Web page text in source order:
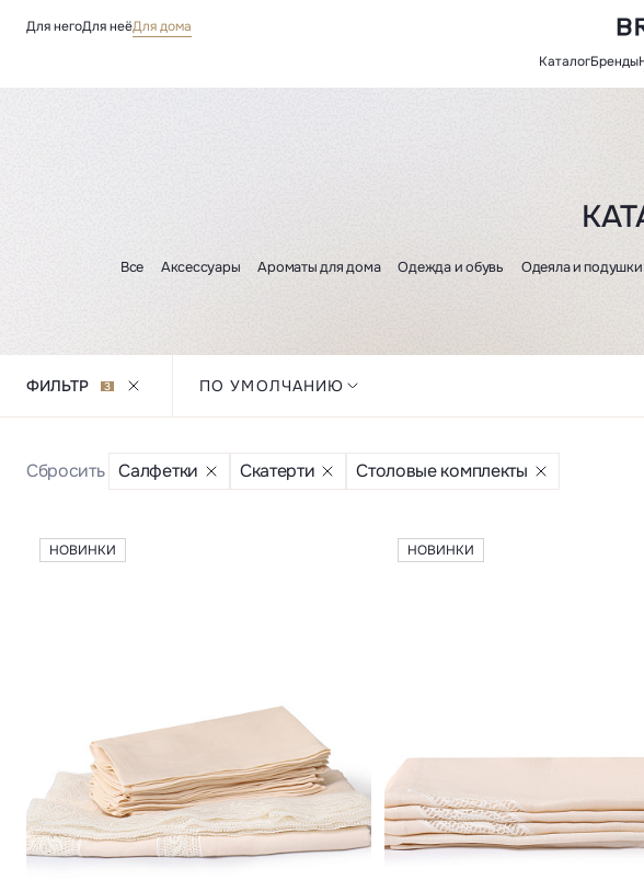
Для негоДля неёДля дома
КаталогБренды
Все Аксессуары Ароматы для дома Одежда и обувь Одеяла и подушки
ФИЛЬТР 3 ПО УМОЛЧАНИЮ
Сбросить Салфетки Скатерти Столовые комплекты
НОВИНКИ НОВИНКИ